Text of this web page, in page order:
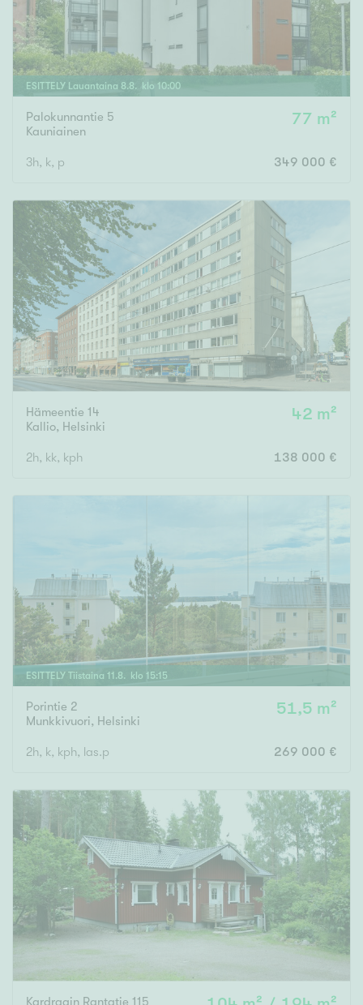
ESITTELY Lauantaina 8.8. klo 10:00
Palokunnantie 5
Kauniainen
77 m²
3h, k, p 349 000 €
Hämeentie 14
Kallio, Helsinki
42 m²
2h, kk, kph 138 000 €
ESITTELY Tiistaina 11 .8. klo 15:15
Porintie 2
Munkkivuori, Helsinki
51,5 m²
2h, k, kph, las.p 269 000 €
Kardragin Rantatie 115